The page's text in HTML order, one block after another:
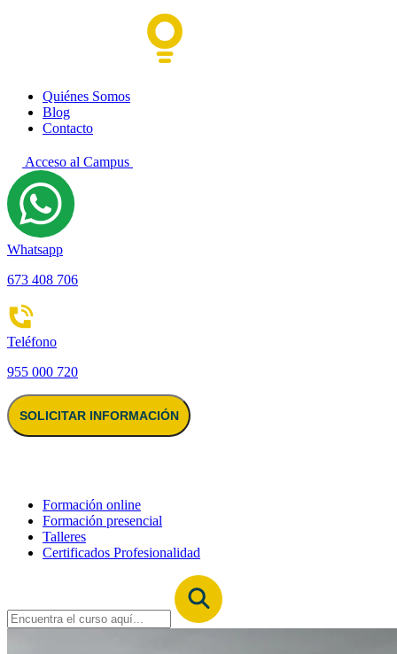
Quiénes Somos
Blog
Contacto
Acceso al Campus
Whatsapp
673 408 706
Teléfono
955 000 720
SOLICITAR INFORMACIÓN
Formación online
Formación presencial
Talleres
Certificados Profesionalidad